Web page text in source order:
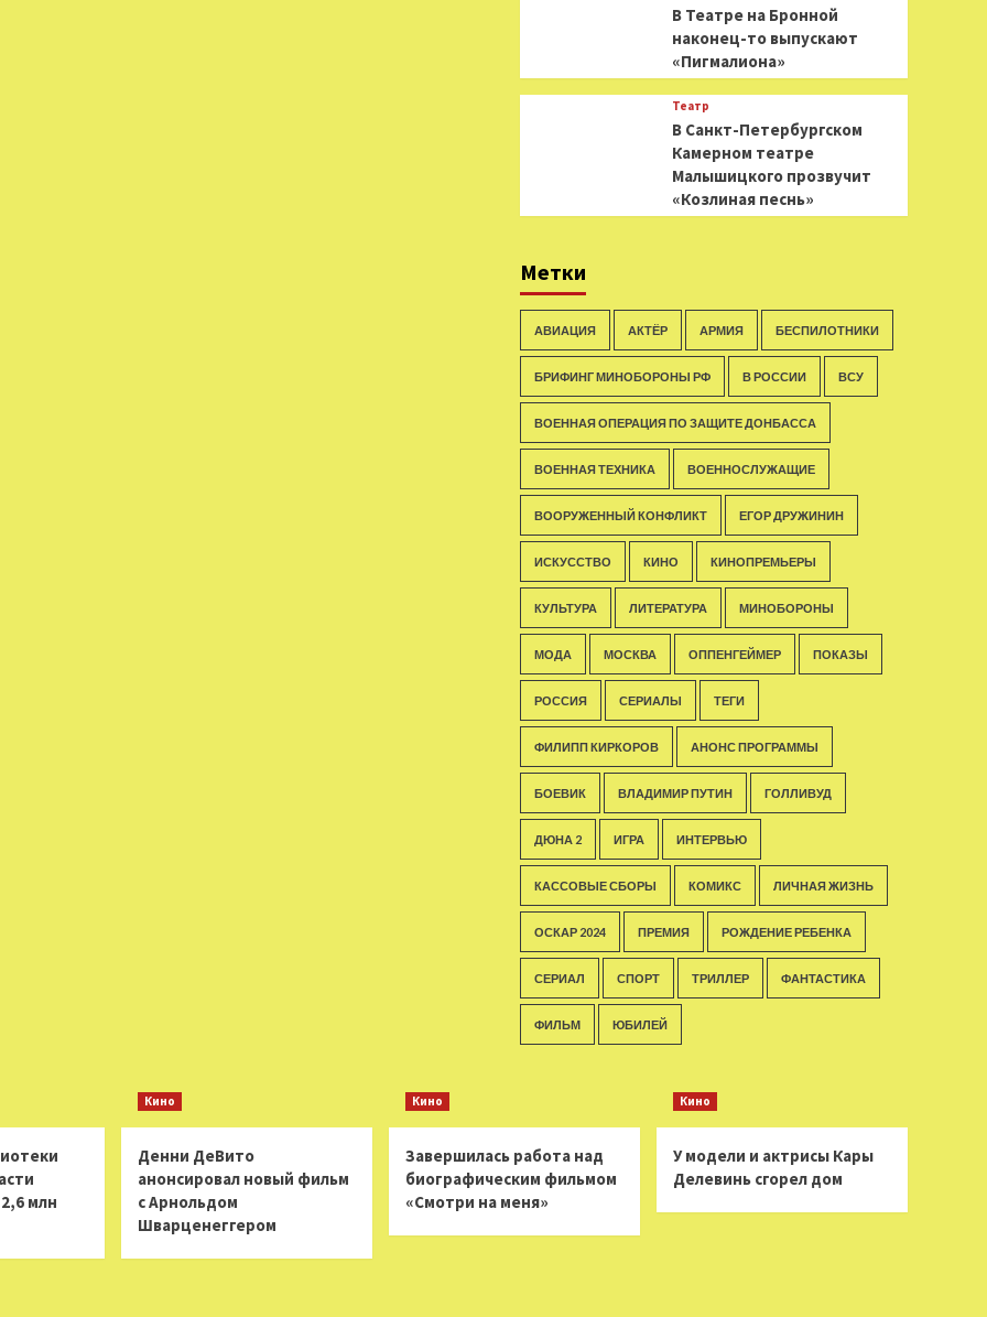
В Театре на Бронной
наконец-то выпускают
«Пигмалиона»
Театр
В Санкт-Петербургском
Камерном театре
Малышицкого прозвучит
«Козлиная песнь»
Метки
АВИАЦИЯ АКТЁР АРМИЯ БЕСПИЛОТНИКИ
БРИФИНГ МИНОБОРОНЫ РФ В РОССИИ ВСУ
ВОЕННАЯ ОПЕРАЦИЯ ПО ЗАЩИТЕ ДОНБАССА
ВОЕННАЯ ТЕХНИКА ВОЕННОСЛУЖАЩИЕ
ВООРУЖЕННЫЙ КОНФЛИКТ ЕГОР ДРУЖИНИН
ИСКУССТВО КИНО КИНОПРЕМЬЕРЫ
КУЛЬТУРА ЛИТЕРАТУРА МИНОБОРОНЫ
МОДА МОСКВА ОППЕНГЕЙМЕР ПОКАЗЫ
РОССИЯ СЕРИАЛЫ ТЕГИ
ФИЛИПП КИРКОРОВ АНОНС ПРОГРАММЫ
БОЕВИК ВЛАДИМИР ПУТИН ГОЛЛИВУД
ДЮНА 2 ИГРА ИНТЕРВЬЮ
КАССОВЫЕ СБОРЫ КОМИКС ЛИЧНАЯ ЖИЗНЬ
ОСКАР 2024 ПРЕМИЯ РОЖДЕНИЕ РЕБЕНКА
СЕРИАЛ СПОРТ ТРИЛЛЕР ФАНТАСТИКА
ФИЛЬМ ЮБИЛЕЙ
млн
Кино
Денни ДеВито
анонсировал новый фильм
с Арнольдом
Шварценеггером
Кино
Завершилась работа над
биографическим фильмом
«Смотри на меня»
Кино
У модели и актрисы Кары
Делевинь сгорел дом